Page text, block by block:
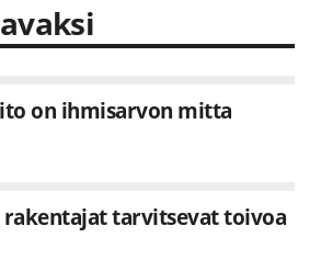
on ihmisarvon mitta
rakentajat tarvitsevat toivoa